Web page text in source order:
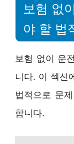
보험 없
야 할 법
보험 없이 운
니다. 이 섹션
법적으로 문
합니다.